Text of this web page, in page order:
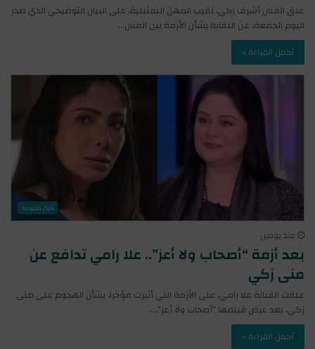
علق الفنان أشرف زكي، نقيب المهن التمثيلية، على البيان التوضيحي الذي صدر
اليوم الجمعة، عن النقابة بشأن الأزمة بين الفنان…
أكمل القراءة »
أخبار متنوعة
منذ يومين
بعد أزمة “أصحاب ولا أعز”.. علا رامي تدافع عن
منى زكي
علقت الفنانة علا رامي، على الأزمة التي أثيرت مؤخرا، بشأن الهجوم على منى
زكي، بعد عرض فيلمها “أصحاب ولا أعز”،…
أكمل القراءة »